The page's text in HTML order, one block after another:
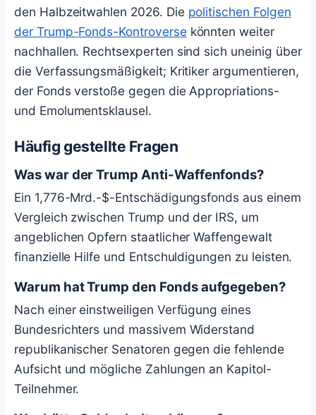
den Halbzeitwahlen 2026. Die politischen Folgen
der Trump-Fonds-Kontroversekönnten weiter
nachhallen. Rechtsexperten sind sich uneinig über
die Verfassungsmäßigkeit; Kritiker argumentieren,
der Fonds verstoße gegen die Appropriations-
und Emolumentsklausel.
Häufig gestellte Fragen
Was war der Trump Anti-Waffenfonds?
Ein 1,776-Mrd.-$-Entschädigungsfonds aus einem
Vergleich zwischen Trump und der IRS, um
angeblichen Opfern staatlicher Waffengewalt
finanzielle Hilfe und Entschuldigungen zu leisten.
Warum hat Trump den Fonds aufgegeben?
Nach einer einstweiligen Verfügung eines
Bundesrichters und massivem Widerstand
republikanischer Senatoren gegen die fehlende
Aufsicht und mögliche Zahlungen an Kapitol-
Teilnehmer.